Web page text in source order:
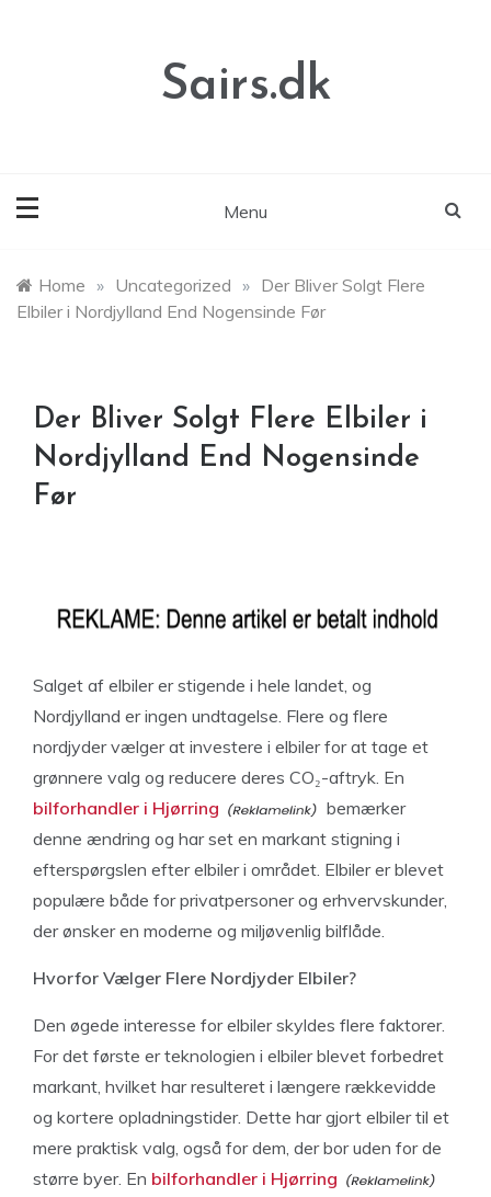
Sairs.dk
Menu
Home » Uncategorized » Der Bliver Solgt Flere
Elbiler i Nordjylland End Nogensinde Før
Der Bliver Solgt Flere Elbiler i
Nordjylland End Nogensinde
Før
Salget af elbiler er stigende i hele landet, og
Nordjylland er ingen undtagelse. Flere og flere
nordjyder vælger at investere i elbiler for at tage et
grønnere valg og reducere deres CO₂-aftryk. En
bilforhandler i Hjørring
bemærker
denne ændring og har set en markant stigning i
efterspørgslen efter elbiler i området. Elbiler er blevet
populære både for privatpersoner og erhvervskunder,
der ønsker en moderne og miljøvenlig bilflåde.
Hvorfor Vælger Flere Nordjyder Elbiler?
Den øgede interesse for elbiler skyldes flere faktorer.
For det første er teknologien i elbiler blevet forbedret
markant, hvilket har resulteret i længere rækkevidde
og kortere opladningstider. Dette har gjort elbiler til et
mere praktisk valg, også for dem, der bor uden for de
større byer. En bilforhandler i Hjørring